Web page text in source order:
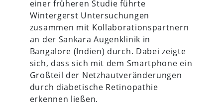
einer früheren Studie führte
Wintergerst Untersuchungen
zusammen mit Kollaborationspartnern
an der Sankara Augenklinik in
Bangalore (Indien) durch. Dabei zeigte
sich, dass sich mit dem Smartphone ein
Großteil der Netzhautveränderungen
durch diabetische Retinopathie
erkennen ließen.